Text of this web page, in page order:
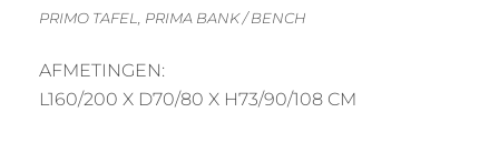
PRIMO TAFEL, PRIMA BANK / BENCH
AFMETINGEN:
L160/200 X D70/80 X H73/90/108 CM